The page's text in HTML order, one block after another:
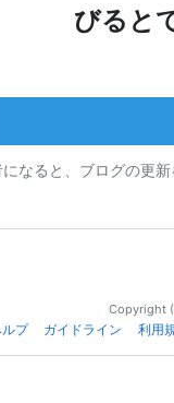
びると
なると、ブログの更
Copyright
プ
ガイドライン 利用